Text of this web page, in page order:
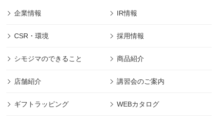
企業情報 IR情報
CSR・環境 採用情報
シモジマのできること 商品紹介
店舗紹介 講習会のご案内
ギフトラッピング WEBカタログ